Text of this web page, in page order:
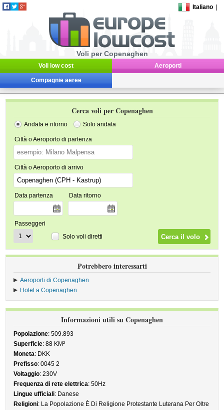
Italiano
Voli per Copenaghen
Voli low cost Aeroporti
Compagnie aeree
Cerca voli per Copenaghen
Andata e ritorno Solo andata
Città o Aeroporto di partenza
Città o Aeroporto di arrivo
Data partenza Data ritorno
Passeggeri
Solo voli diretti
Potrebbero interessarti
Aeroporti di Copenaghen
Hotel a Copenaghen
Informazioni utili su Copenaghen
Popolazione: 509.893
Superficie: 88 KM²
Moneta: DKK
Prefisso: 0045 2
Voltaggio: 230V
Frequenza di rete elettrica: 50Hz
Lingue ufficiali: Danese
Religioni: La Popolazione È Di Religione Protestante Luterana Per Oltre